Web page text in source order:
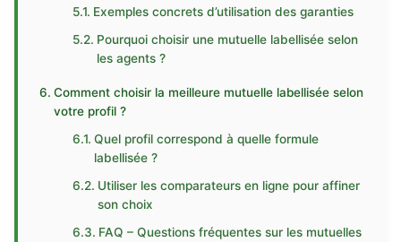
Exemples concrets d’utilisation des garanties
Pourquoi choisir une mutuelle labellisée selon
les agents ?
Comment choisir la meilleure mutuelle labellisée selon
votre profil ?
Quel profil correspond à quelle formule
labellisée ?
Utiliser les comparateurs en ligne pour affiner
son choix
FAQ – Questions fréquentes sur les mutuelles